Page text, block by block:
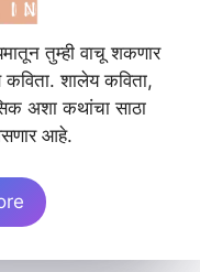
तुम्ही वाचू शकणार
शालेय कविता,
अशा कथांचा साठा
आहे.